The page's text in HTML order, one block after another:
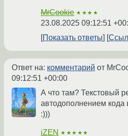
MrCookie ★★★★
23.08.2025 09:12:51
Показать ответы
Ответ на: комментарий от
09:12:51 +00:00
А что там? Текстовый
автодополнением кода
:)))
iZEN ★★★★★